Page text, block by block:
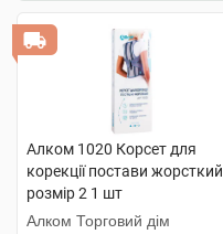
Алком 1020 Корсет для
корекції постави жорсткий
розмір 2 1 шт
Алком Торговий дім